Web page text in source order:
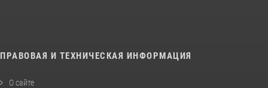
ПРАВОВАЯ И ТЕХНИЧЕСКАЯ ИНФОРМАЦИЯ
О сайте